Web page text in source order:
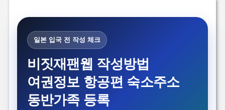
일본 입국 전 작성 체크
비짓재팬웹 작성방법
여권정보 항공편 숙소주소
동반가족 등록